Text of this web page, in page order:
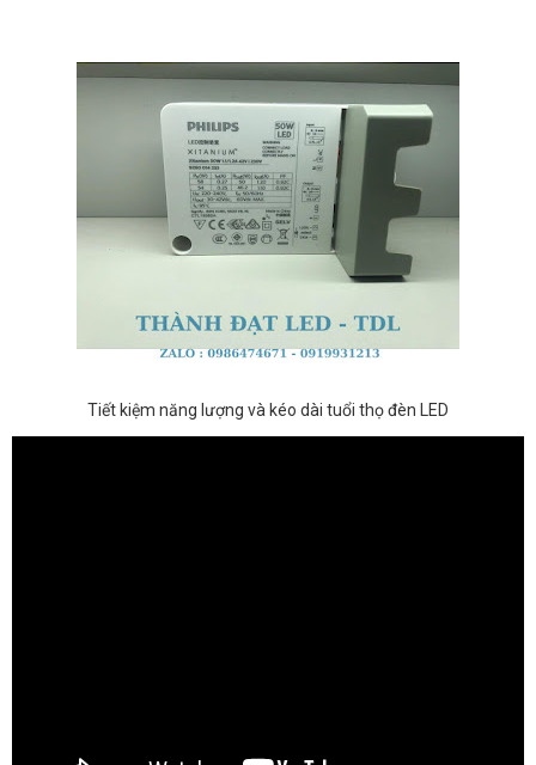
Tiết kiệm năng lượng và kéo dài tuổi thọ đèn LED